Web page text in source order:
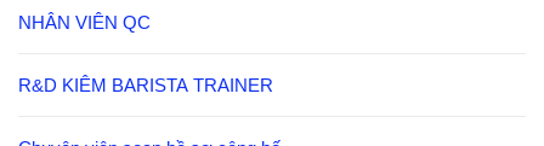
NHÂN VIÊN QC
R&D KIÊM BARISTA TRAINER